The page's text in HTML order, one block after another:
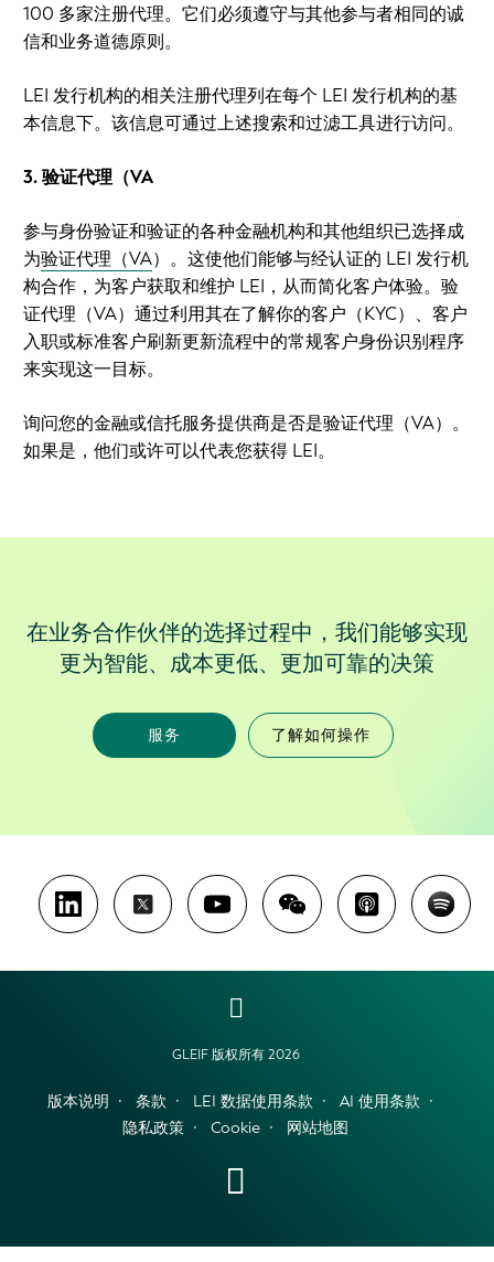
100 多家注册代理。它们必须遵守与其他参与者相同的诚
信和业务道德原则。
LEI 发行机构的相关注册代理列在每个 LEI 发行机构的基
本信息下。该信息可通过上述搜索和过滤工具进行访问。
3. 验证代理（VA
参与身份验证和验证的各种金融机构和其他组织已选择成
为验证代理（VA）。这使他们能够与经认证的 LEI 发行机
构合作，为客户获取和维护 LEI，从而简化客户体验。验
证代理（VA）通过利用其在了解你的客户（KYC）、客户
入职或标准客户刷新更新流程中的常规客户身份识别程序
来实现这一目标。
询问您的金融或信托服务提供商是否是验证代理（VA）。
如果是，他们或许可以代表您获得 LEI。
在业务合作伙伴的选择过程中，我们能够实现
更为智能、成本更低、更加可靠的决策
服务 了解如何操作
GLEIF 版权所有 2026
版本说明 条款 LEI 数据使用条款
AI 使用条款
隐私政策
Cookie 网站地图